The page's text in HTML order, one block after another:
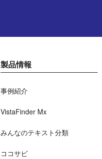
製品情報
事例紹介
VistaFinder Mx
みんなのテキスト分類
ココサビ